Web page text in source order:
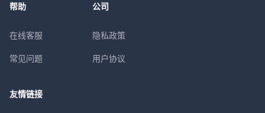
帮助
在线客服
常见问题
公司
隐私政策
用户协议
友情链接